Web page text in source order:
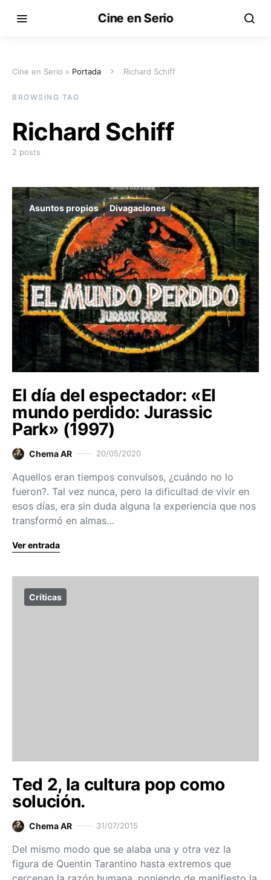
Cine en Serio
Cine en Serio » Portada Richard Schiff
BROWSING TAG
Richard Schiff
2 posts
Asuntos propios Divagaciones
El día del espectador: «El
mundo perdido: Jurassic
Park» (1997)
Chema AR 20/05/2020
Aquellos eran tiempos convulsos, ¿cuándo no lo
fueron?. Tal vez nunca, pero la dificultad de vivir en
esos días, era sin duda alguna la experiencia que nos
transformó en almas…
Ver entrada
Críticas
Ted 2, la cultura pop como
solución.
Chema AR 31/07/2015
Del mismo modo que se alaba una y otra vez la
figura de Quentin Tarantino hasta extremos que